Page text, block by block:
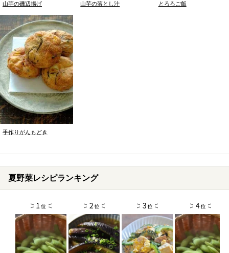
山芋の磯辺揚げ 山芋の落とし汁 とろろご飯
手作りがんもどき
夏野菜レシピランキング